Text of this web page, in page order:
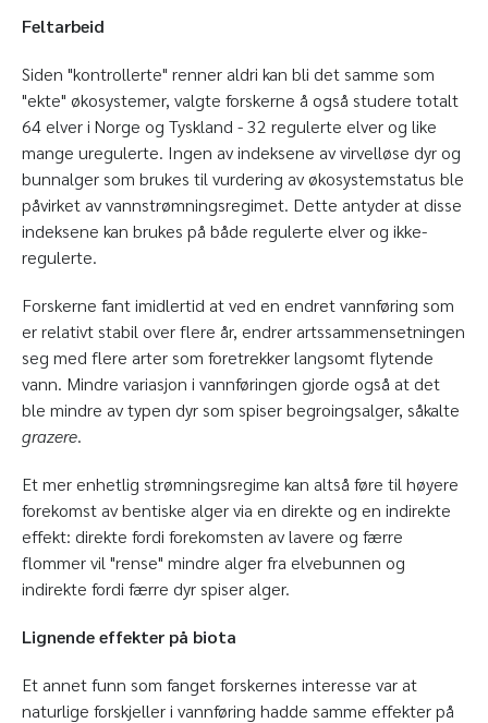
Feltarbeid
Siden "kontrollerte" renner aldri kan bli det samme som
"ekte" økosystemer, valgte forskerne å også studere totalt
64 elver i Norge og Tyskland - 32 regulerte elver og like
mange uregulerte. Ingen av indeksene av virvelløse dyr og
bunnalger som brukes til vurdering av økosystemstatus ble
påvirket av vannstrømningsregimet. Dette antyder at disse
indeksene kan brukes på både regulerte elver og ikke-
regulerte.
Forskerne fant imidlertid at ved en endret vannføring som
er relativt stabil over flere år, endrer artssammensetningen
seg med flere arter som foretrekker langsomt flytende
vann. Mindre variasjon i vannføringen gjorde også at det
ble mindre av typen dyr som spiser begroingsalger, såkalte
grazere.
Et mer enhetlig strømningsregime kan altså føre til høyere
forekomst av bentiske alger via en direkte og en indirekte
effekt: direkte fordi forekomsten av lavere og færre
flommer vil "rense" mindre alger fra elvebunnen og
indirekte fordi færre dyr spiser alger.
Lignende effekter på biota
Et annet funn som fanget forskernes interesse var at
naturlige forskjeller i vannføring hadde samme effekter på